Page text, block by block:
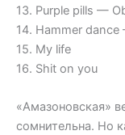
13. Purple pills —
14. Hammer
15. My life
16. Shit on you
«Амазоновская»
сомнительна. Но